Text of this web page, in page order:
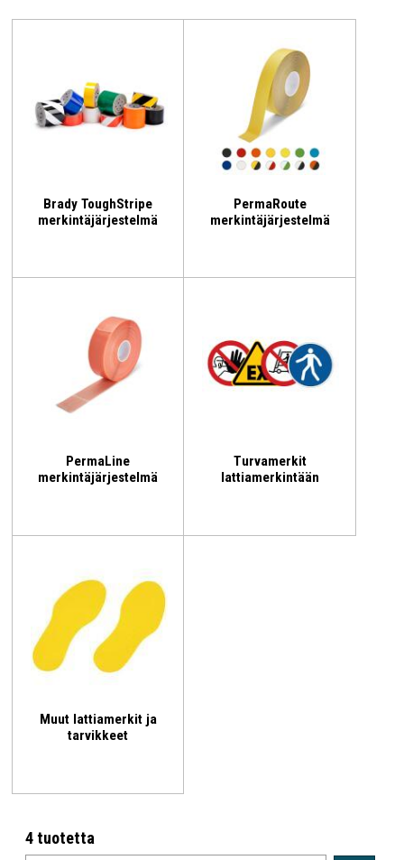
Brady ToughStripe
merkintäjärjestelmä
PermaRoute
merkintäjärjestelmä
PermaLine
merkintäjärjestelmä
Turvamerkit
lattiamerkintään
Muut lattiamerkit ja
tarvikkeet
4 tuotetta